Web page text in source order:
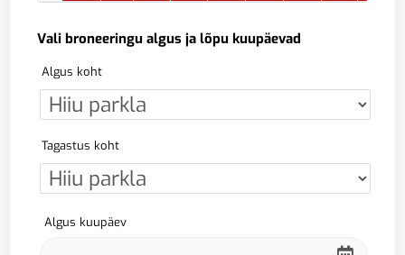
Vali broneeringu algus ja lõpu kuupäevad
Algus koht
Tagastus koht
Algus kuupäev